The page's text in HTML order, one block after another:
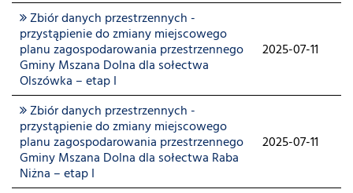
Zbiór danych przestrzennych -
przystąpienie do zmiany miejscowego
planu zagospodarowania przestrzennego
Gminy Mszana Dolna dla sołectwa
Olszówka – etap I
2025-07-11
Zbiór danych przestrzennych -
przystąpienie do zmiany miejscowego
planu zagospodarowania przestrzennego
Gminy Mszana Dolna dla sołectwa Raba
Niżna – etap I
2025-07-11